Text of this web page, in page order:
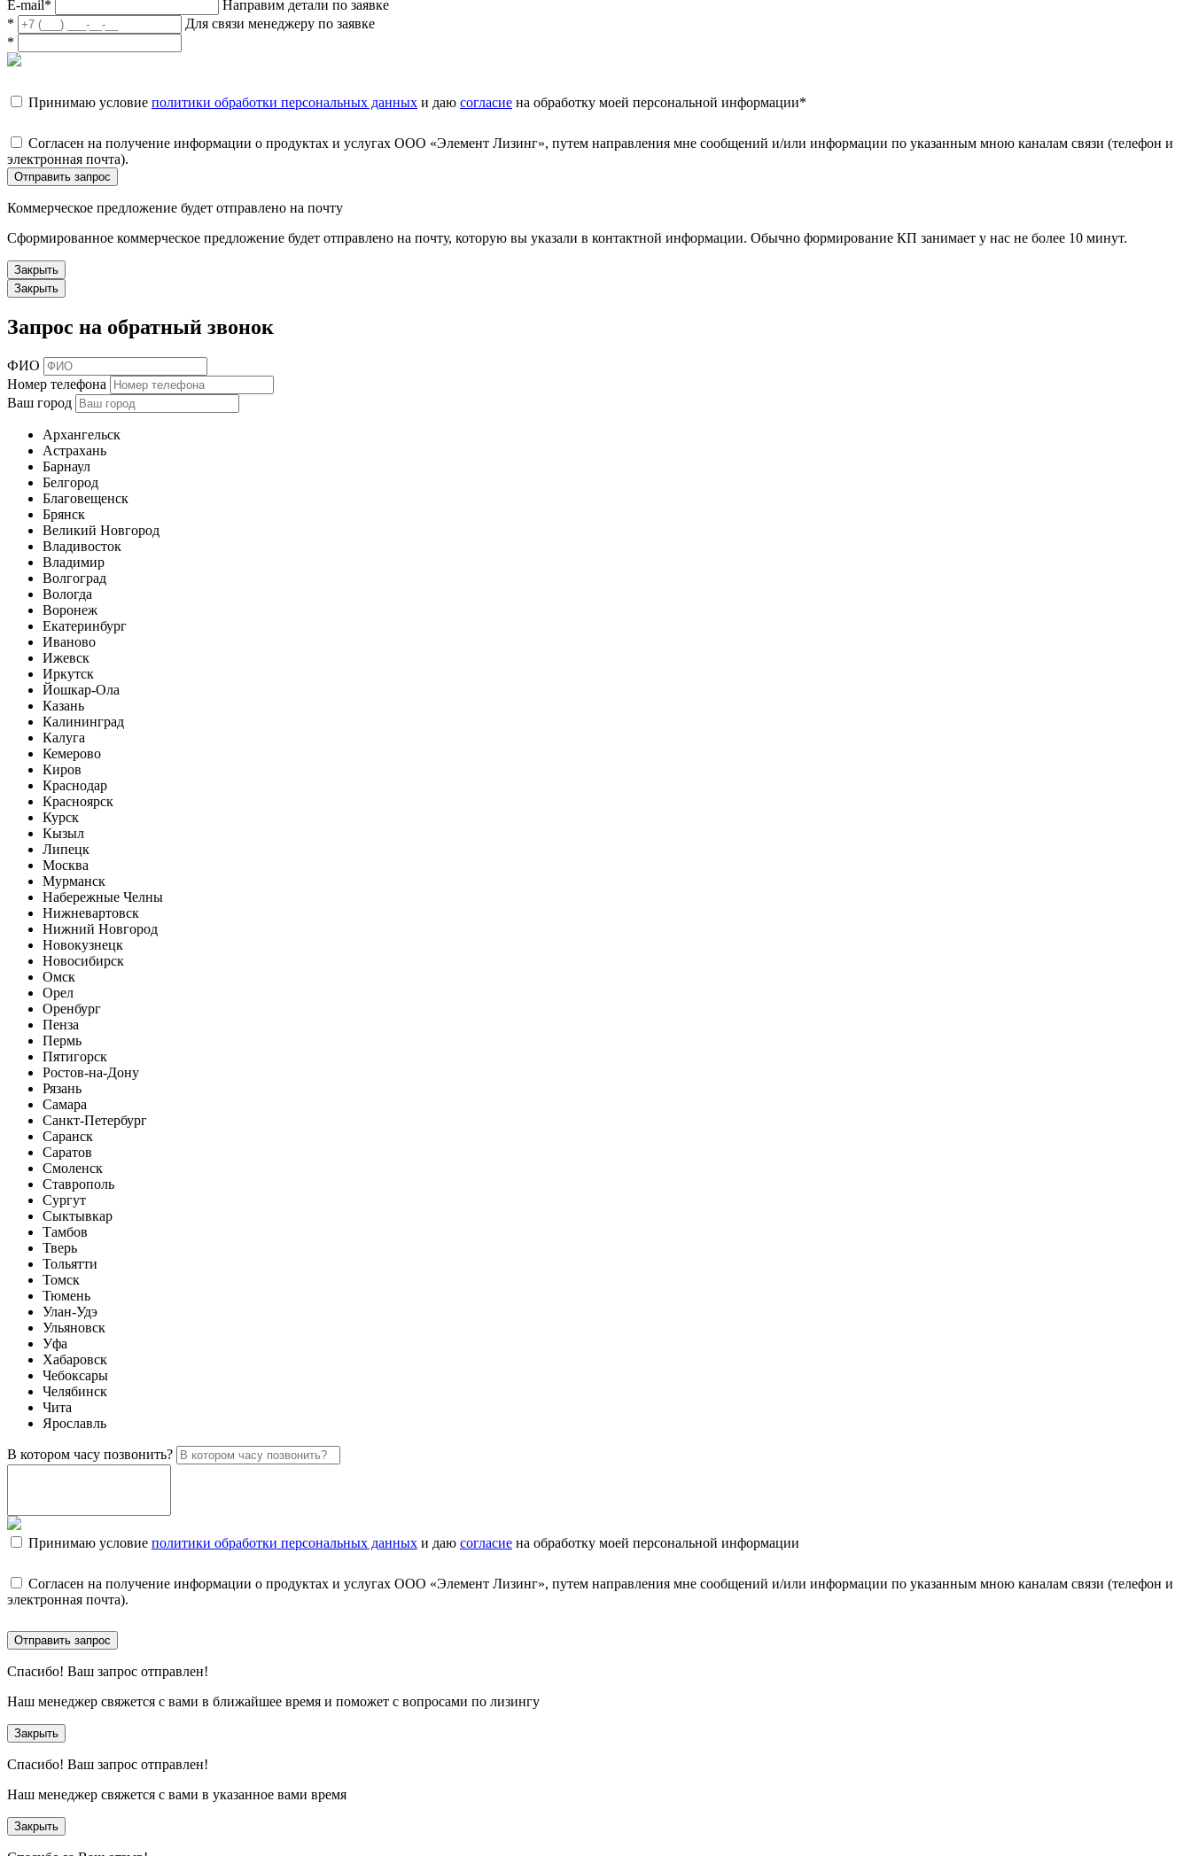
E-mail*
Направим детали по заявке
*
Для связи менеджеру по заявке
*
Принимаю условие политики обработки персональных данных и даю согласие на обработку моей персональной информации*
Согласен на получение информации о продуктах и услугах ООО «Элемент Лизинг», путем направления мне сообщений и/или информации по указанным мною каналам связи (телефон и
электронная почта).
Отправить запрос
Коммерческое предложение будет отправлено на почту
Сформированное коммерческое предложение будет отправлено на почту, которую вы указали в контактной информации. Обычно формирование КП занимает у нас не более 10 минут.
Закрыть
Закрыть
Запрос на обратный звонок
ФИО
Номер телефона
Ваш город
Архангельск
Астрахань
Барнаул
Белгород
Благовещенск
Брянск
Великий Новгород
Владивосток
Владимир
Волгоград
Вологда
Воронеж
Екатеринбург
Иваново
Ижевск
Иркутск
Йошкар-Ола
Казань
Калининград
Калуга
Кемерово
Киров
Краснодар
Красноярск
Курск
Кызыл
Липецк
Москва
Мурманск
Набережные Челны
Нижневартовск
Нижний Новгород
Новокузнецк
Новосибирск
Омск
Орел
Оренбург
Пенза
Пермь
Пятигорск
Ростов-на-Дону
Рязань
Самара
Санкт-Петербург
Саранск
Саратов
Смоленск
Ставрополь
Сургут
Сыктывкар
Тамбов
Тверь
Тольятти
Томск
Тюмень
Улан-Удэ
Ульяновск
Уфа
Хабаровск
Чебоксары
Челябинск
Чита
Ярославль
В котором часу позвонить?
Принимаю условие политики обработки персональных данных и даю согласие на обработку моей персональной информации
Согласен на получение информации о продуктах и услугах ООО «Элемент Лизинг», путем направления мне сообщений и/или информации по указанным мною каналам связи (телефон и
электронная почта).
Отправить запрос
Спасибо! Ваш запрос отправлен!
Наш менеджер свяжется с вами в ближайшее время и поможет с вопросами по лизингу
Закрыть
Спасибо! Ваш запрос отправлен!
Наш менеджер свяжется с вами в указанное вами время
Закрыть